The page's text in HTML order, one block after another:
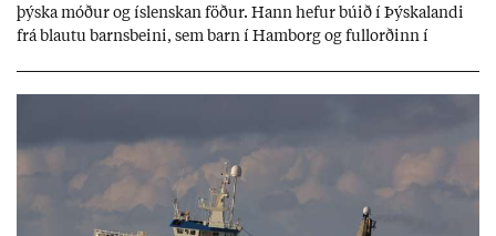
þýska móð­ur og ís­lensk­an föð­ur. Hann hef­ur bú­ið í Þýskalandi
frá blautu barns­beini, sem barn í Ham­borg og full­orð­inn í